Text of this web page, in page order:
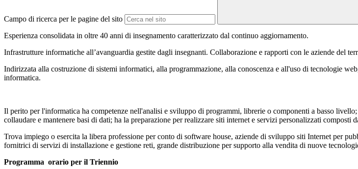
Campo di ricerca per le pagine del sito
Esperienza consolidata in oltre 40 anni di insegnamento caratterizzato dal continuo aggiornamento.
Infrastrutture informatiche all’avanguardia gestite dagli insegnanti. Collaborazione e rapporti con le aziende del
Indirizzata alla costruzione di sistemi informatici, alla programmazione, alla conoscenza e all'uso di tecnologie
informatica.
Il perito per l'informatica ha competenze nell'analisi e sviluppo di programmi, librerie o componenti a basso
collaudare e mantenere basi di dati; ha la preparazione per realizzare siti internet e servizi personalizzati
Trova impiego o esercita la libera professione per conto di software house, aziende di sviluppo siti Internet per
fornitrici di servizi di installazione e gestione reti, grande distribuzione per supporto alla vendita di nuove
Programma orario per il Triennio